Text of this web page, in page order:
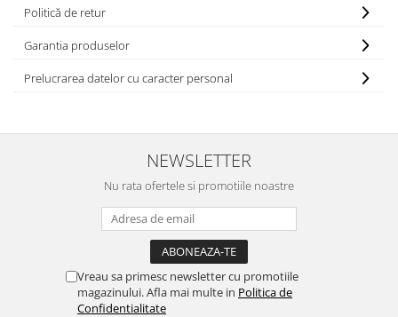
Politică de retur
Garantia produselor
Prelucrarea datelor cu caracter personal
NEWSLETTER
Nu rata ofertele si promotiile noastre
Vreau sa primesc newsletter cu promotiile
magazinului. Afla mai multe in Politica de
Confidentialitate